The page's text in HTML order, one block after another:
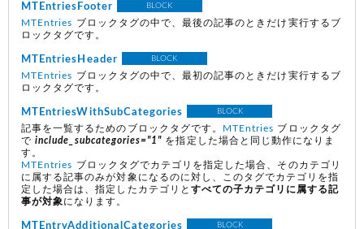
MTEntriesFooter BLOCK
MTEntries ブロックタグの中で、最後の記事のときだけ実行するブ
ロックタグです。
MTEntriesHeader BLOCK
MTEntries ブロックタグの中で、最初の記事のときだけ実行するブ
ロックタグです。
MTEntriesWithSubCategories BLOCK
記事を一覧するためのブロックタグです。 MTEntries ブロックタグ
でinclude_subcategories="1" を指定した場合と同じ動作になりま
す。
MTEntries ブロックタグでカテゴリを指定した場合、そのカテゴリ
に属する記事のみが対象になるのに対し、このタグでカテゴリを指
定した場合は、指定したカテゴリと すべての子カテゴリに属する記
事が対象になります。
MTEntryAdditionalCategories BLOCK